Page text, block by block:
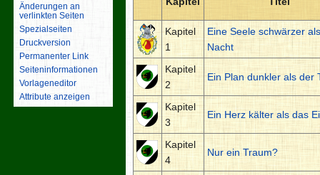
Kapitel
1
Eine Seele schwärzer
Nacht
Kapitel
2
Ein Plan dunkler als der
Kapitel
3
Ein Herz kälter als das
Kapitel
4
Nur ein Traum?
Änderungen an
verlinkten Seiten
Spezialseiten
Druckversion
Permanenter Link
Seiten­­informationen
Vorlageneditor
Attribute anzeigen